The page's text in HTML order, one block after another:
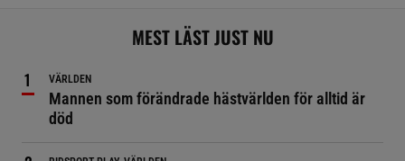
MEST LÄST JUST NU
VÄRLDEN
Mannen som förändrade hästvärlden för alltid är
död